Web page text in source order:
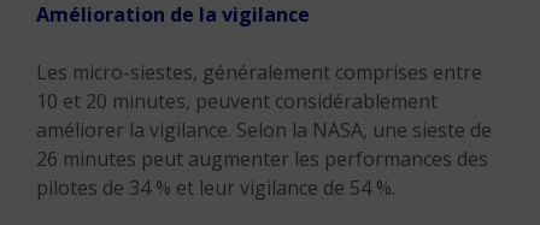
Amélioration de la vigilance
Les micro-siestes, généralement comprises entre
10 et 20 minutes, peuvent considérablement
améliorer la vigilance. Selon la NASA, une sieste de
26 minutes peut augmenter les performances des
pilotes de 34 % et leur vigilance de 54 %.